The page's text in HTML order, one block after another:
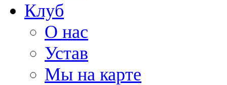
Клуб
О нас
Устав
Мы на карте